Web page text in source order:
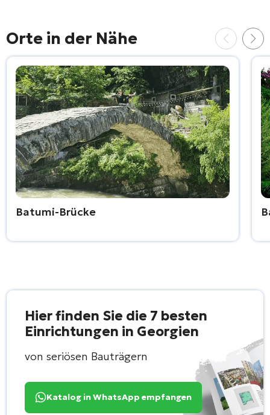
Orte in der Nähe
Batumi-Brücke
Hier finden Sie die 7 besten
Einrichtungen in Georgien
von seriösen Bauträgern
Katalog in WhatsApp empfangen